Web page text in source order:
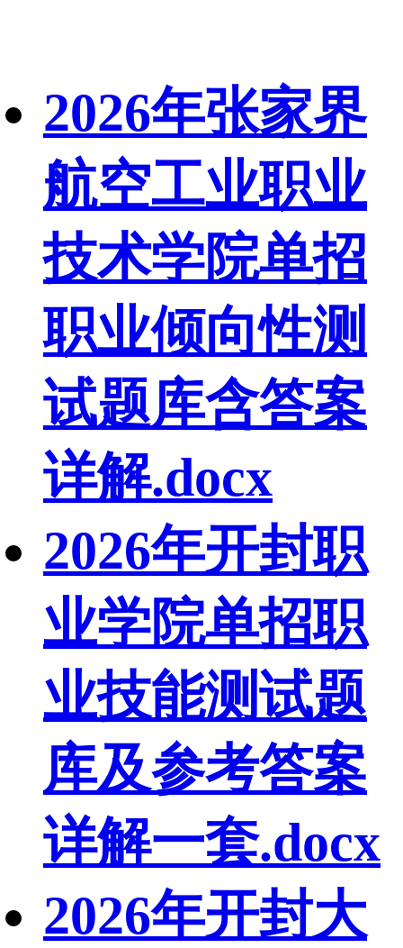
2026年张家界
航空工业职业
技术学院单招
职业倾向性测
试题库含答案
详解.docx
2026年开封职
业学院单招职
业技能测试题
库及参考答案
详解一套.docx
2026年开封大